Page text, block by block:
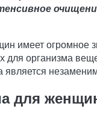
имеет огромное
организма
для